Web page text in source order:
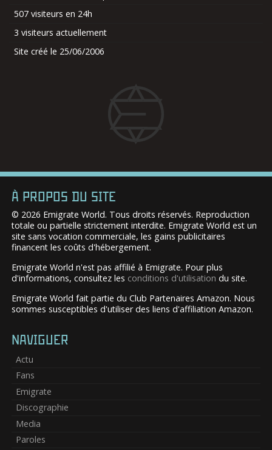
507 visiteurs en 24h
3 visiteurs actuellement
Site créé le 25/06/2006
À PROPOS DU SITE
© 2026 Emigrate World. Tous droits réservés. Reproduction
totale ou partielle strictement interdite. Emigrate World est un
site sans vocation commerciale, les gains publicitaires
financent les coûts d'hébergement.
Emigrate World n'est pas affilié à Emigrate. Pour plus
d'informations, consultez les conditions d'utilisation du site.
Emigrate World fait partie du Club Partenaires Amazon. Nous
sommes susceptibles d'utiliser des liens d'affiliation Amazon.
NAVIGUER
Actu
Fans
Emigrate
Discographie
Media
Paroles